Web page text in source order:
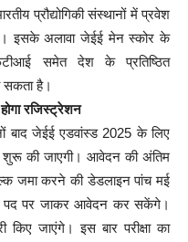
प्रौद्योगिकी संस्थानों में प्रवेश
इसके अलावा जेईई मेन स्कोर के
समेत देश के प्रतिष्ठित
सकता है।
रजिस्ट्रेशन
बाद जेईई एडवांस्ड 2025 के लिए
की जाएगी। आवेदन की अंतिम
जमा करने की डेडलाइन पांच मई
पद पर जाकर आवेदन कर सकेंगे।
जाएंगे। इस बार परीक्षा का